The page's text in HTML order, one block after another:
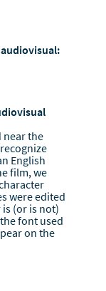
near the
English
film, we
were edited
(or is not)
font used
on the